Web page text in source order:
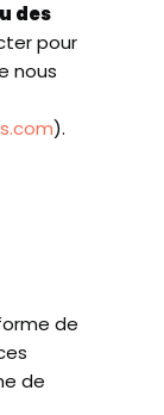
des
pour
nous
).
de
de